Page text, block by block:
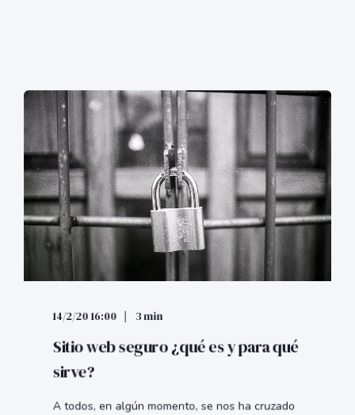
14/2/20 16:00 3 min
Sitio web seguro ¿qué es y para qué
sirve?
A todos, en algún momento, se nos ha cruzado